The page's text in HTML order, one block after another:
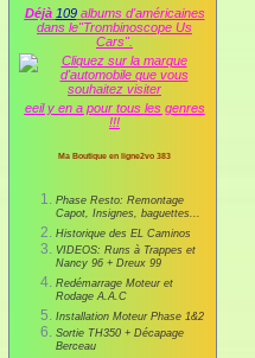
Déjà 109albums d'américaines
dans le"Trombinoscope Us
Cars".
eeil y en a pour tous les genres
!!!
Ma Boutique en ligne2vo 383
Phase Resto: Remontage
Capot, Insignes, baguettes...
Historique des EL Caminos
VIDEOS: Runs à Trappes et
Nancy 96 + Dreux 99
Redémarrage Moteur et
Rodage A.A.C
Installation Moteur Phase 1&2
Sortie TH350 + Décapage
Berceau